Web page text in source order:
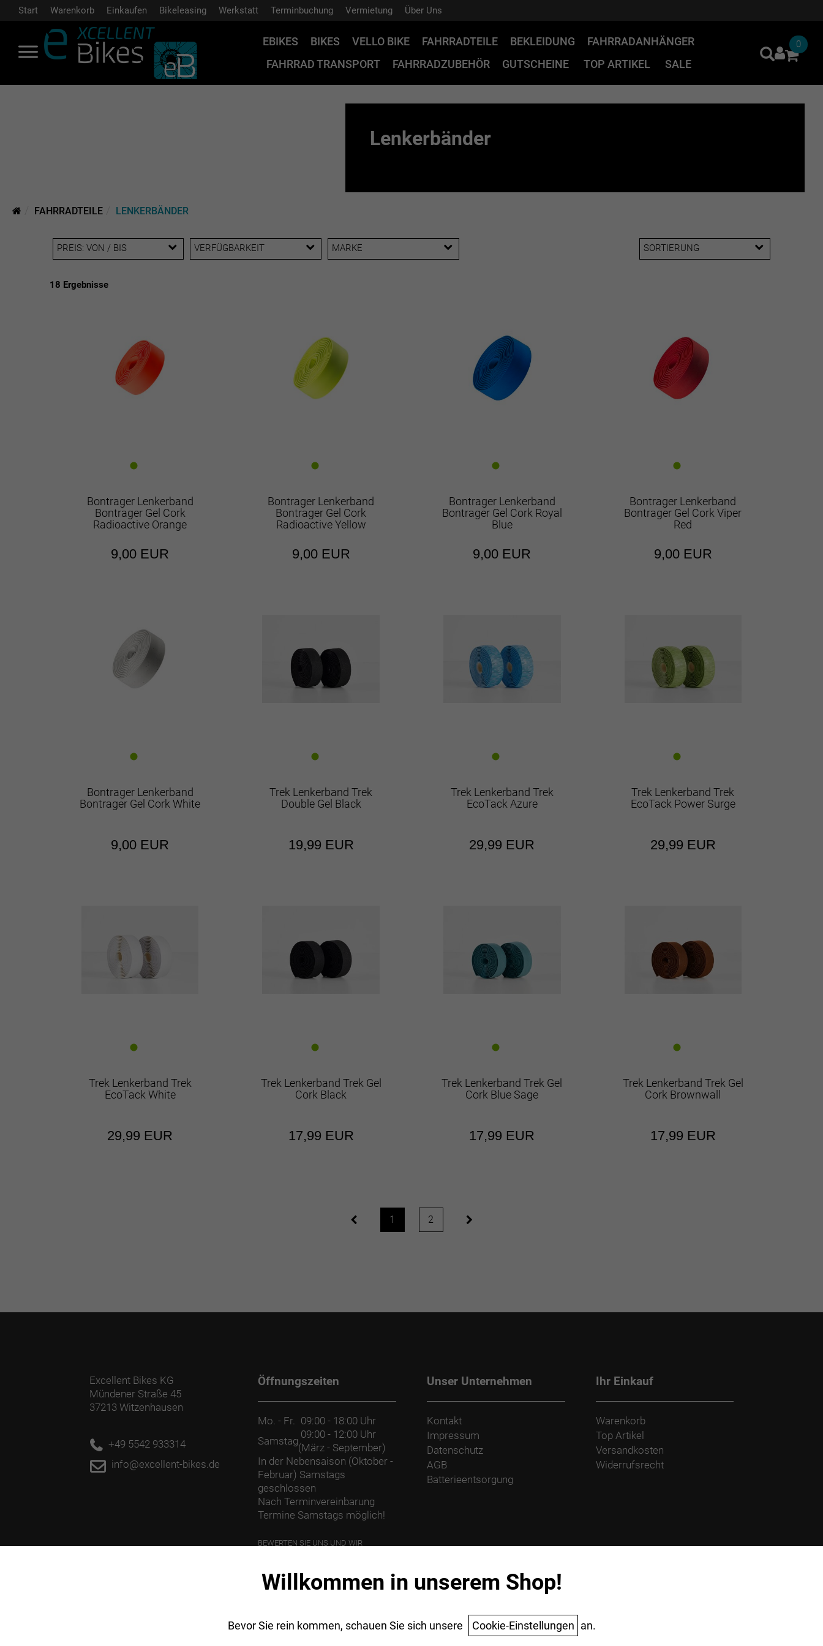
Start Warenkorb Einkaufen Bikeleasing Werkstatt Terminbuchung Vermietung Über Uns
EBIKES BIKES VELLO BIKE FAHRRADTEILE BEKLEIDUNG
FAHRRADANHÄNGER
FAHRRAD TRANSPORT
FAHRRADZUBEHÖR GUTSCHEINE TOP ARTIKEL SALE
0
Lenkerbänder
FAHRRADTEILE LENKERBÄNDER
SORTIERUNG
PREIS: VON / BIS VERFÜGBARKEIT MARKE
18 Ergebnisse
Bontrager Lenkerband
Bontrager Gel Cork
Radioactive Orange
9,00 EUR
Bontrager Lenkerband
Bontrager Gel Cork
Radioactive Yellow
9,00 EUR
Bontrager Lenkerband
Bontrager Gel Cork Royal
Blue
9,00 EUR
Bontrager Lenkerband
Bontrager Gel Cork Viper
Red
9,00 EUR
Bontrager Lenkerband
Bontrager Gel Cork White
9,00 EUR
Trek Lenkerband Trek
Double Gel Black
19,99 EUR
Trek Lenkerband Trek
EcoTack Azure
29,99 EUR
Trek Lenkerband Trek
EcoTack Power Surge
29,99 EUR
Trek Lenkerband Trek
EcoTack White
29,99 EUR
Trek Lenkerband Trek Gel
Cork Black
17,99 EUR
Trek Lenkerband Trek Gel
Cork Blue Sage
17,99 EUR
Trek Lenkerband Trek Gel
Cork Brownwall
17,99 EUR
1 2
Excellent Bikes KG
Mündener Straße 45
37213 Witzenhausen
+49 5542 933314
info@excellent-bikes.de
Öffnungszeiten
Mo. - Fr. 09:00 - 18:00 Uhr
Samstag
09:00 - 12:00 Uhr
(März - September)
In der Nebensaison (Oktober -
Februar) Samstags
geschlossen
Nach Terminvereinbarung
Termine Samstags möglich!
BEWERTEN SIE UNS UND WIR
Unser Unternehmen
Kontakt
Impressum
Datenschutz
AGB
Batterieentsorgung
Ihr Einkauf
Warenkorb
Top Artikel
Versandkosten
Widerrufsrecht
Willkommen in unserem Shop!
Bevor Sie rein kommen, schauen Sie sich unsere Cookie-Einstellungen an.